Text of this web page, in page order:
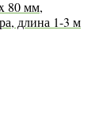
80 мм,
длина 1-3 м